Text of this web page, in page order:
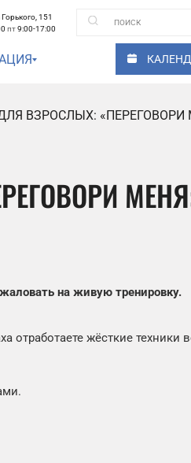
151
пт9:00-17:00
ВЗРОСЛЫХ: «ПЕРЕГОВОРИ
на живую тренировку.
отработаете жёсткие техники